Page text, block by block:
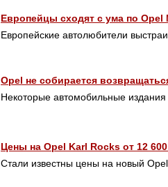
Европейцы сходят с ума по Opel
Европейские автолюбители
Opel не собирается
Некоторые автомобильные
Цены на Opel Karl Rocks от 12
Стали известны цены на новый